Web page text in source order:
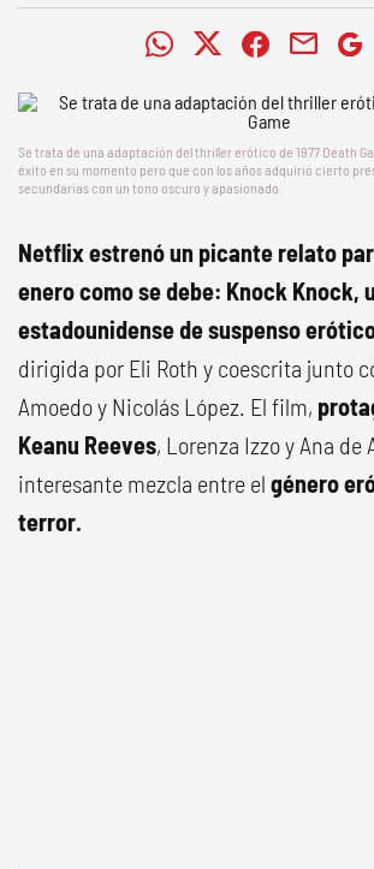
Se trata de una adaptación del thriller erótico de 1977 Death
éxito en su momento pero que con los años adquirió cierto
secundarias con un tono oscuro y apasionado.
Netflix estrenó un picante relato
enero como se debe: Knock Knock,
estadounidense de suspenso
dirigida por Eli Roth y coescrita junto
Amoedo y Nicolás López. El film,
Keanu Reeves, Lorenza Izzo y Ana de
interesante mezcla entre el género
terror.